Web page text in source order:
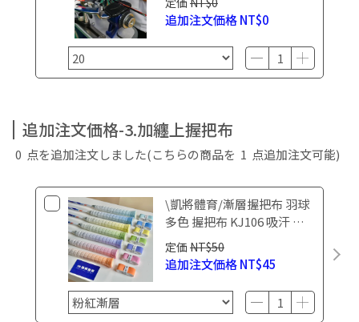
追加注文価格NT$0
追加注文価格-3.加纏上握把布
0 点を追加注文しました(こちらの商品を 1 点追加注文可能)
\凱將體育/漸層握把布 羽球
多色 握把布 KJ106 吸汗 耐
磨 防滑 手柄綁帶 手膠
定価 NT$50
追加注文価格NT$45